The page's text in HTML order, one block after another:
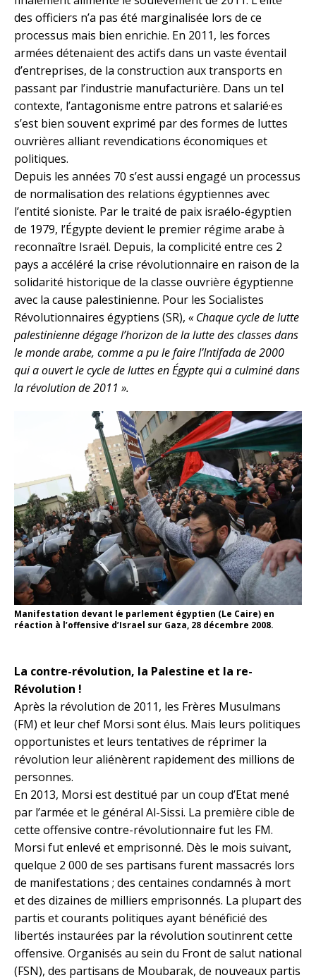
des officiers n’a pas été marginalisée lors de ce
processus mais bien enrichie. En 2011, les forces
armées détenaient des actifs dans un vaste éventail
d’entreprises, de la construction aux transports en
passant par l’industrie manufacturière. Dans un tel
contexte, l’antagonisme entre patrons et salarié·es
s’est bien souvent exprimé par des formes de luttes
ouvrières alliant revendications économiques et
politiques.
Depuis les années 70 s’est aussi engagé un processus
de normalisation des relations égyptiennes avec
l’entité sioniste. Par le traité de paix israélo-égyptien
de 1979, l’Égypte devient le premier régime arabe à
reconnaître Israël. Depuis, la complicité entre ces 2
pays a accéléré la crise révolutionnaire en raison de la
solidarité historique de la classe ouvrière égyptienne
avec la cause palestinienne. Pour les Socialistes
Révolutionnaires égyptiens (SR), « Chaque cycle de lutte
palestinienne dégage l’horizon de la lutte des classes dans
le monde arabe, comme a pu le faire l’Intifada de 2000
qui a ouvert le cycle de luttes en Égypte qui a culminé dans
la révolution de 2011 ».
Manifestation devant le parlement égyptien (Le Caire) en
réaction à l’offensive d’Israel sur Gaza, 28 décembre 2008.
La contre-révolution, la Palestine et la re-
Révolution !
Après la révolution de 2011, les Frères Musulmans
(FM) et leur chef Morsi sont élus. Mais leurs politiques
opportunistes et leurs tentatives de réprimer la
révolution leur aliénèrent rapidement des millions de
personnes.
En 2013, Morsi est destitué par un coup d’Etat mené
par l’armée et le général Al-Sissi. La première cible de
cette offensive contre-révolutionnaire fut les FM.
Morsi fut enlevé et emprisonné. Dès le mois suivant,
quelque 2 000 de ses partisans furent massacrés lors
de manifestations ; des centaines condamnés à mort
et des dizaines de milliers emprisonnés. La plupart des
partis et courants politiques ayant bénéficié des
libertés instaurées par la révolution soutinrent cette
offensive. Organisés au sein du Front de salut national
(FSN), des partisans de Moubarak, de nouveaux partis